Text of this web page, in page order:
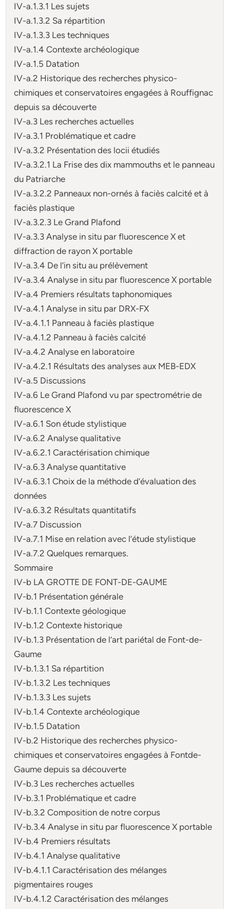
IV-a.1.3.1 Les sujets
IV-a.1.3.2 Sa répartition
IV-a.1.3.3 Les techniques
IV-a.1.4 Contexte archéologique
IV-a.1.5 Datation
IV-a.2 Historique des recherches physico-
chimiques et conservatoires engagées à Rouffignac
depuis sa découverte
IV-a.3 Les recherches actuelles
IV-a.3.1 Problématique et cadre
IV-a.3.2 Présentation des locii étudiés
IV-a.3.2.1 La Frise des dix mammouths et le panneau
du Patriarche
IV-a.3.2.2 Panneaux non-ornés à faciès calcité et à
faciès plastique
IV-a.3.2.3 Le Grand Plafond
IV-a.3.3 Analyse in situ par fluorescence X et
diffraction de rayon X portable
IV-a.3.4 De l’in situ au prélèvement
IV-a.3.4 Analyse in situ par fluorescence X portable
IV-a.4 Premiers résultats taphonomiques
IV-a.4.1 Analyse in situ par DRX-FX
IV-a.4.1.1 Panneau à faciès plastique
IV-a.4.1.2 Panneau à faciès calcité
IV-a.4.2 Analyse en laboratoire
IV-a.4.2.1 Résultats des analyses aux MEB-EDX
IV-a.5 Discussions
IV-a.6 Le Grand Plafond vu par spectrométrie de
fluorescence X
IV-a.6.1 Son étude stylistique
IV-a.6.2 Analyse qualitative
IV-a.6.2.1 Caractérisation chimique
IV-a.6.3 Analyse quantitative
IV-a.6.3.1 Choix de la méthode d’évaluation des
données
IV-a.6.3.2 Résultats quantitatifs
IV-a.7 Discussion
IV-a.7.1 Mise en relation avec l’étude stylistique
IV-a.7.2 Quelques remarques.
Sommaire
IV-b LA GROTTE DE FONT-DE-GAUME
IV-b.1 Présentation générale
IV-b.1.1 Contexte géologique
IV-b.1.2 Contexte historique
IV-b.1.3 Présentation de l’art pariétal de Font-de-
Gaume
IV-b.1.3.1 Sa répartition
IV-b.1.3.2 Les techniques
IV-b.1.3.3 Les sujets
IV-b.1.4 Contexte archéologique
IV-b.1.5 Datation
IV-b.2 Historique des recherches physico-
chimiques et conservatoires engagées à Fontde-
Gaume depuis sa découverte
IV-b.3 Les recherches actuelles
IV-b.3.1 Problématique et cadre
IV-b.3.2 Composition de notre corpus
IV-b.3.4 Analyse in situ par fluorescence X portable
IV-b.4 Premiers résultats
IV-b.4.1 Analyse qualitative
IV-b.4.1.1 Caractérisation des mélanges
pigmentaires rouges
IV-b.4.1.2 Caractérisation des mélanges